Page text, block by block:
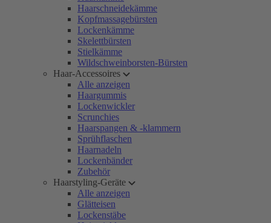
Haarschneidekämme
Kopfmassagebürsten
Lockenkämme
Skelettbürsten
Stielkämme
Wildschweinborsten-Bürsten
Haar-Accessoires
Alle anzeigen
Haargummis
Lockenwickler
Scrunchies
Haarspangen & -klammern
Sprühflaschen
Haarnadeln
Lockenbänder
Zubehör
Haarstyling-Geräte
Alle anzeigen
Glätteisen
Lockenstäbe